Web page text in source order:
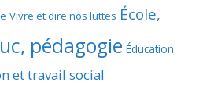
Vivre et dire nos luttes École,
pédagogie Éducation
et travail social